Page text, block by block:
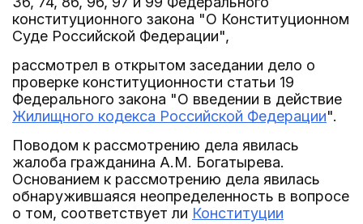
конституционного закона "О Конституционном
Суде Российской Федерации",
рассмотрел в открытом заседании дело о
проверке конституционности статьи 19
Федерального закона "О введении в действие
Жилищного кодекса Российской Федерации".
Поводом к рассмотрению дела явилась
жалоба гражданина А.М. Богатырева.
Основанием к рассмотрению дела явилась
обнаружившаяся неопределенность в вопросе
о том, соответствует ли Конституции